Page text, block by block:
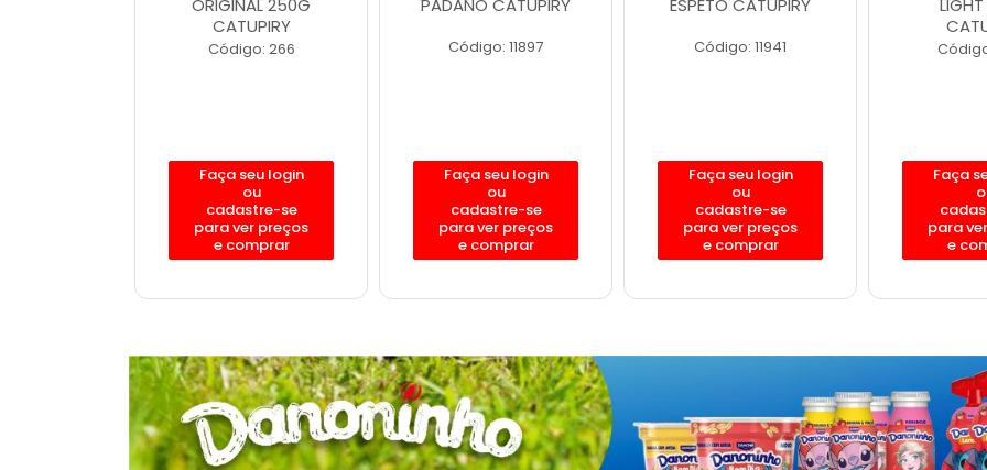
ORIGINAL 250G
CATUPIRY
Código: 266
Faça seu login
ou
cadastre-se
para ver preços
e comprar
PADANO CATUPIRY
Código: 11897
Faça seu login
ou
cadastre-se
para ver preços
e comprar
ESPETO CATUPIRY
Código: 11941
Faça seu login
ou
cadastre-se
para ver preços
e comprar
Faça
para
e